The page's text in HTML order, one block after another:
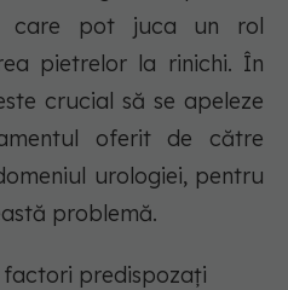
care pot juca un rol
pietrelor la rinichi. În
crucial să se apeleze
oferit de către
urologiei, pentru
problemă.
factori predispozați